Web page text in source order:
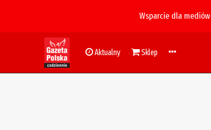
Wsparcie dla
Aktualny Sklep